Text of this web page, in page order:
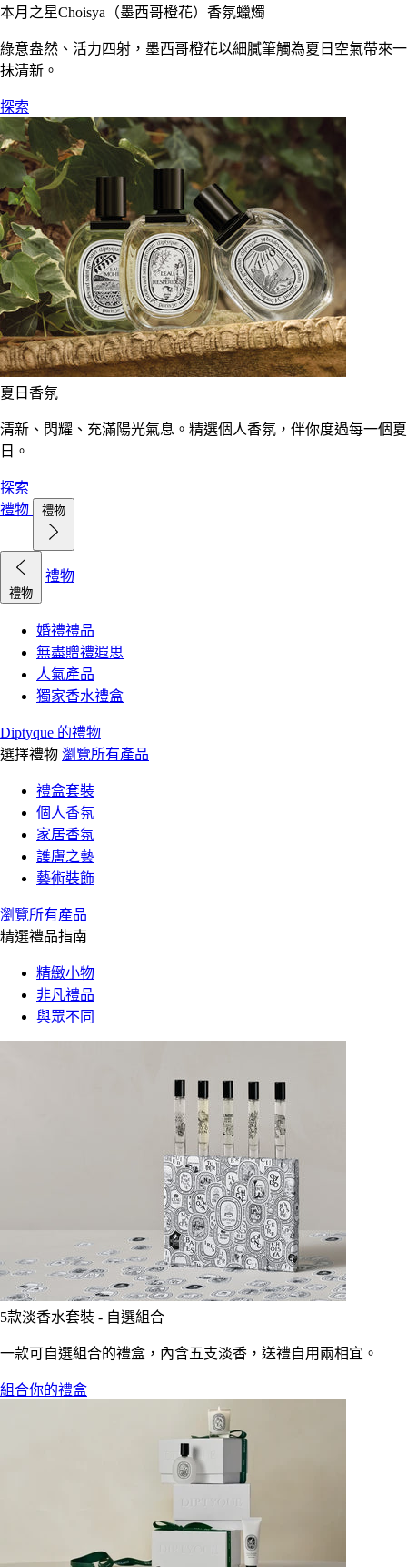
本月之星Choisya（墨西哥橙花）香氛蠟燭
綠意盎然、活力四射，墨西哥橙花以細膩筆觸為夏日空氣帶來一
抹清新。
探索
夏日香氛
清新、閃耀、充滿陽光氣息。精選個人香氛，伴你度過每一個夏
日。
探索
禮物
禮物
禮物
禮物
婚禮禮品
無盡贈禮遐思
人氣產品
獨家香水禮盒
Diptyque 的禮物
選擇禮物 瀏覽所有產品
禮盒套裝
個人香氛
家居香氛
護膚之藝
藝術裝飾
瀏覽所有產品
精選禮品指南
精緻小物
非凡禮品
與眾不同
5款淡香水套裝 - 自選組合
一款可自選組合的禮盒，內含五支淡香，送禮自用兩相宜。
組合你的禮盒